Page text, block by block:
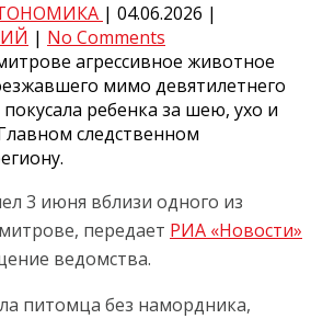
| 04.06.2026 |
| No Comments
агрессивное животное
мимо девятилетнего
ребенка за шею, ухо и
следственном
3 июня вблизи одного из
передает РИА «Новости»
ведомства.
питомца без намордника,